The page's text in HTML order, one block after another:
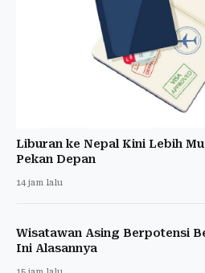
Liburan ke Nepal Kini Lebih
Pekan Depan
14 jam lalu
Wisatawan Asing Berpotensi
Ini Alasannya